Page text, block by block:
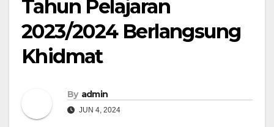
Tahun Pelajaran
2023/2024 Berlangsung
Khidmat
By admin
JUN 4, 2024